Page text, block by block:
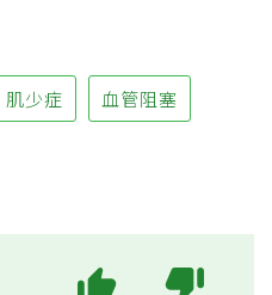
肌少症 血管阻塞